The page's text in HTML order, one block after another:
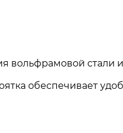
вольфрамовой стали
обеспечивает